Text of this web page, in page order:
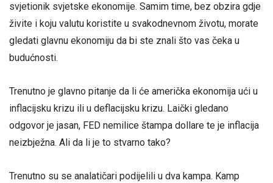
svjetionik svjetske ekonomije. Samim time, bez obzira gdje
živite i koju valutu koristite u svakodnevnom životu, morate
gledati glavnu ekonomiju da bi ste znali što vas čeka u
budućnosti.
Trenutno je glavno pitanje da li će američka ekonomija ući u
inflacijsku krizu ili u deflacijsku krizu. Laički gledano
odgovor je jasan, FED nemilice štampa dollare te je inflacija
neizbježna. Ali da li je to stvarno tako?
Trenutno su se analatičari podijelili u dva kampa. Kamp